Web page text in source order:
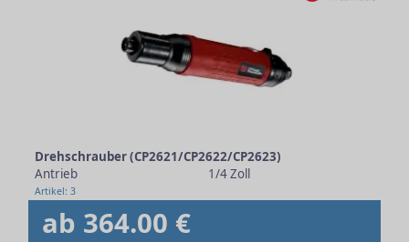
Drehschrauber (CP2621/CP2622/CP2623)
Antrieb
1/4 Zoll
Artikel: 3
ab 364.00 €